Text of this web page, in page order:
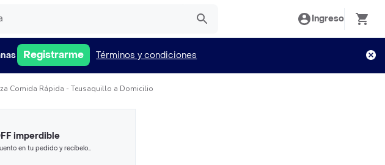
Ingreso
Registrarme Términos y condiciones
Comida Rápida - Teusaquillo a Domicilio
imperdible
en tu pedido y recíbelo